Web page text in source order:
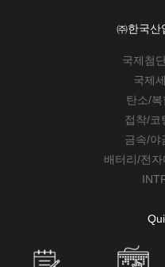
㈜한국산
국제첨
국제
탄소/
접착/코
금속/야
배터리/전